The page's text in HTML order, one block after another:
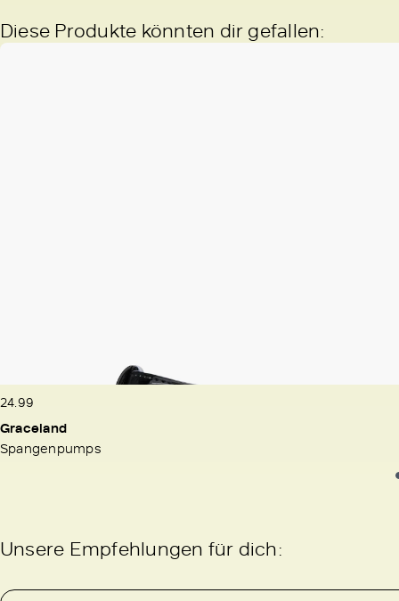
Diese Produkte könnten dir gefallen:
24.99
Graceland
Spangenpumps
Unsere Empfehlungen für dich: